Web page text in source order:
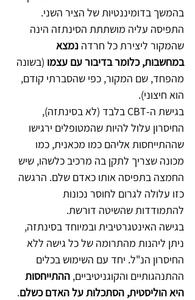
בהמשך בדומיננטיות של הציר השני.
התפיסה עליה מושתתת הסינתזה הינה
שהמקור ליצירת כל חרדה נמצא
במחשבות, כלומר בדיבור עם עצמו (בשונה
מהפחד, שם המקור, כפי שהסברתי קודם,
הוא חיצוני).
בגישת ה-CBT בלבד (לא בסינתזה),
החיסרון עלול להיות שהמטופלים ירגישו
שההתייחסות אליהם כמו מכאנית, כמו
מכונה שצריך לתקן בה מרכיב כלשהו, שיש
החמצה בתפיסה אותו כאדם שלם. הרגשה
כזו עלולה לגרום לחוסר נכונות
להתמודדות שהשיטה דורשת.
בגישה האינטגרטיבית ובמיוחד בסינתזה,
ניתן ליהנות מהתרומה של כל גישה ללא
החיסרון הנ"ל. יחד עם השימוש בכלים
ההתנהגותיים והקוגניטיביים, ההתייחסות
היא הוליסטית, הסתכלות על האדם כשלם.